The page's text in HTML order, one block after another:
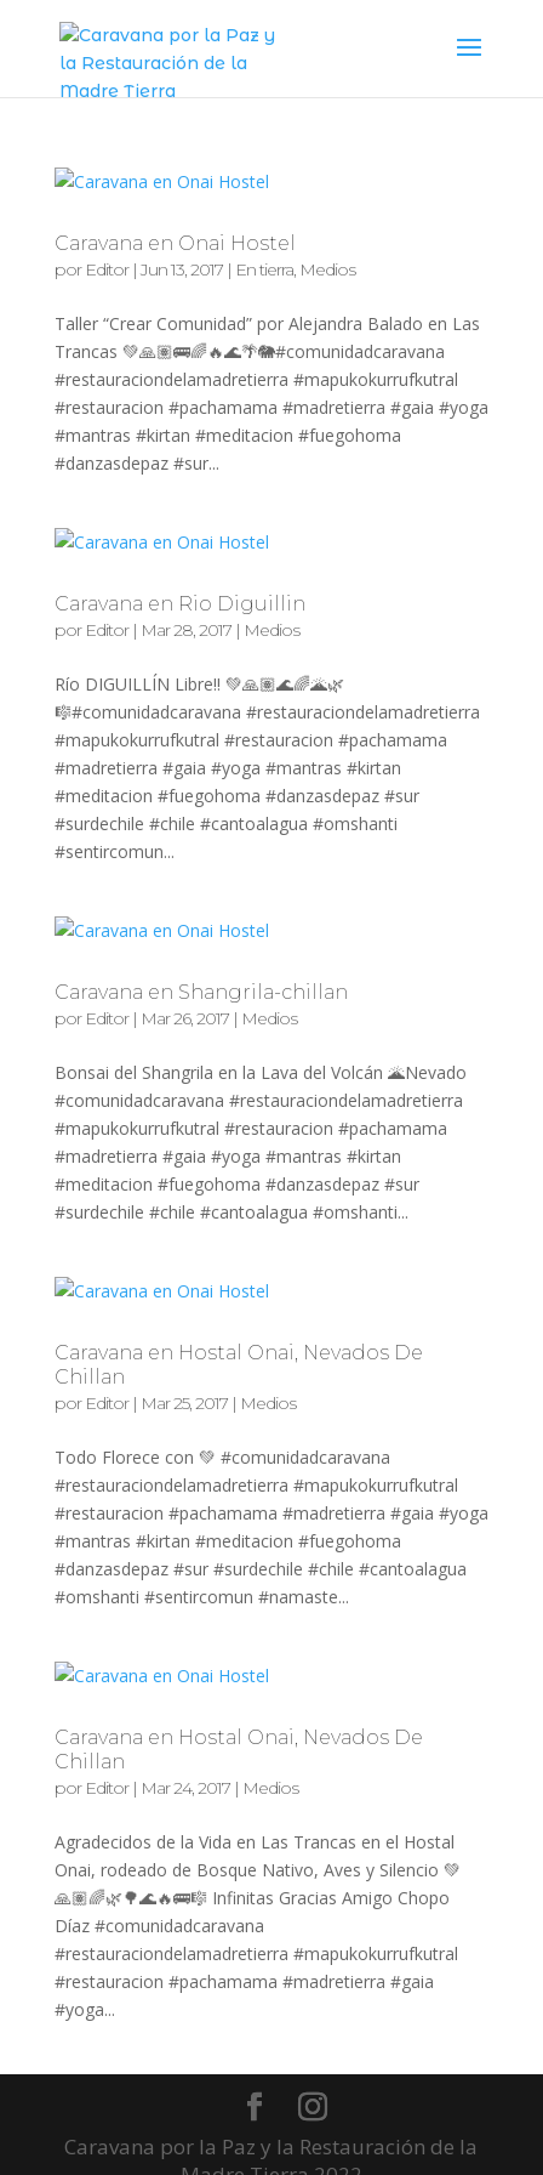
Caravana en Onai Hostel
por Editor|Jun 13, 2017| En tierra, Medios
Taller “Crear Comunidad” por Alejandra Balado en Las
Trancas 💚🙏🏽🚌🌈🔥🌊🌴🐘#comunidadcaravana
#restauraciondelamadretierra #mapukokurrufkutral
#restauracion #pachamama #madretierra #gaia #yoga
#mantras #kirtan #meditacion #fuegohoma
#danzasdepaz #sur...
Caravana en Rio Diguillin
por Editor| Mar 28, 2017| Medios
Río DIGUILLÍN Libre!! 💚🙏🏽🌊🌈🌋🌿
🎼#comunidadcaravana #restauraciondelamadretierra
#mapukokurrufkutral #restauracion #pachamama
#madretierra #gaia #yoga #mantras #kirtan
#meditacion #fuegohoma #danzasdepaz #sur
#surdechile #chile #cantoalagua #omshanti
#sentircomun...
Caravana en Shangrila-chillan
por Editor| Mar 26, 2017| Medios
Bonsai del Shangrila en la Lava del Volcán 🌋Nevado
#comunidadcaravana #restauraciondelamadretierra
#mapukokurrufkutral #restauracion #pachamama
#madretierra #gaia #yoga #mantras #kirtan
#meditacion #fuegohoma #danzasdepaz #sur
#surdechile #chile #cantoalagua #omshanti...
Caravana en Hostal Onai, Nevados De
Chillan
por Editor| Mar 25, 2017| Medios
Todo Florece con 💚 #comunidadcaravana
#restauraciondelamadretierra #mapukokurrufkutral
#restauracion #pachamama #madretierra #gaia #yoga
#mantras #kirtan #meditacion #fuegohoma
#danzasdepaz #sur #surdechile #chile #cantoalagua
#omshanti #sentircomun #namaste...
Caravana en Hostal Onai, Nevados De
Chillan
por Editor| Mar 24, 2017| Medios
Agradecidos de la Vida en Las Trancas en el Hostal
Onai, rodeado de Bosque Nativo, Aves y Silencio 💚
🙏🏽🌈🌿🌳🌊🔥🚌🎼 Infinitas Gracias Amigo Chopo
Díaz #comunidadcaravana
#restauraciondelamadretierra #mapukokurrufkutral
#restauracion #pachamama #madretierra #gaia
#yoga...
Caravana por la Paz y la Restauración de la